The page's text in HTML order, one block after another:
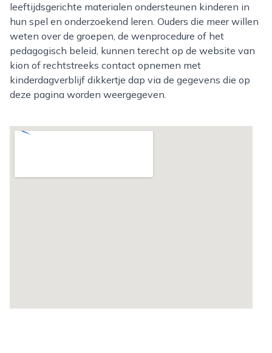
leeftijdsgerichte materialen ondersteunen kinderen in
hun spel en onderzoekend leren. Ouders die meer willen
weten over de groepen, de wenprocedure of het
pedagogisch beleid, kunnen terecht op de website van
kion of rechtstreeks contact opnemen met
kinderdagverblijf dikkertje dap via de gegevens die op
deze pagina worden weergegeven.